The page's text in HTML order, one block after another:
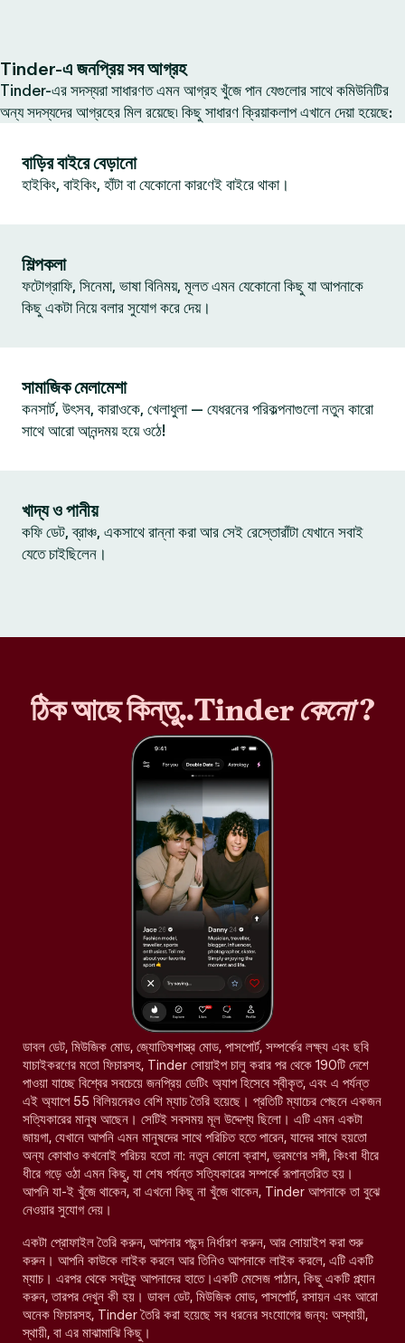
Tinder-এ জনপ্রিয় সব আগ্রহ
Tinder-এর সদস্যরা সাধারণত এমন আগ্রহ খুঁজে পান যেগুলোর সাথে কমিউনিটির
অন্য সদস্যদের আগ্রহের মিল রয়েছে৷ কিছু সাধারণ ক্রিয়াকলাপ এখানে দেয়া হয়েছে:
বাড়ির বাইরে বেড়ানো
হাইকিং, বাইকিং, হাঁটা বা যেকোনো কারণেই বাইরে থাকা।
শিল্পকলা
ফটোগ্রাফি, সিনেমা, ভাষা বিনিময়, মূলত এমন যেকোনো কিছু যা আপনাকে
কিছু একটা নিয়ে বলার সুযোগ করে দেয়।
সামাজিক মেলামেশা
কনসার্ট, উৎসব, কারাওকে, খেলাধুলা — যেধরনের পরিকল্পনাগুলো নতুন কারো
সাথে আরো আনন্দময় হয়ে ওঠে!
খাদ্য ও পানীয়
কফি ডেট, ব্রাঞ্চ, একসাথে রান্না করা আর সেই রেস্তোরাঁটা যেখানে সবাই
যেতে চাইছিলেন।
ঠিক আছে কিন্তু..Tinderকেনো?
ডাবল ডেট, মিউজিক মোড, জ্যোতিষশাস্ত্র মোড, পাসপোর্ট, সম্পর্কের লক্ষ্য এবং ছবি
যাচাইকরণের মতো ফিচারসহ, Tinder সোয়াইপ চালু করার পর থেকে 190টি দেশে
পাওয়া যাচ্ছে বিশ্বের সবচেয়ে জনপ্রিয় ডেটিং অ্যাপ হিসেবে স্বীকৃত, এবং এ পর্যন্ত
এই অ্যাপে 55 বিলিয়নেরও বেশি ম্যাচ তৈরি হয়েছে। প্রতিটি ম্যাচের পেছনে একজন
সত্যিকারের মানুষ আছেন। সেটিই সবসময় মূল উদ্দেশ্য ছিলো। এটি এমন একটা
জায়গা, যেখানে আপনি এমন মানুষদের সাথে পরিচিত হতে পারেন, যাদের সাথে হয়তো
অন্য কোথাও কখনোই পরিচয় হতো না: নতুন কোনো ক্রাশ, ভ্রমণের সঙ্গী, কিংবা ধীরে
ধীরে গড়ে ওঠা এমন কিছু, যা শেষ পর্যন্ত সত্যিকারের সম্পর্কে রূপান্তরিত হয়।
আপনি যা-ই খুঁজে থাকেন, বা এখনো কিছু না খুঁজে থাকেন, Tinder আপনাকে তা বুঝে
নেওয়ার সুযোগ দেয়।
একটা প্রোফাইল তৈরি করুন, আপনার পছন্দ নির্ধারণ করুন, আর সোয়াইপ করা শুরু
করুন। আপনি কাউকে লাইক করলে আর তিনিও আপনাকে লাইক করলে, এটি একটি
ম্যাচ। এরপর থেকে সবটুকু আপনাদের হাতে।একটি মেসেজ পাঠান, কিছু একটি প্ল্যান
করুন, তারপর দেখুন কী হয়। ডাবল ডেট, মিউজিক মোড, পাসপোর্ট, রসায়ন এবং আরো
অনেক ফিচারসহ, Tinder তৈরি করা হয়েছে সব ধরনের সংযোগের জন্য: অস্থায়ী,
স্থায়ী, বা এর মাঝামাঝি কিছু।